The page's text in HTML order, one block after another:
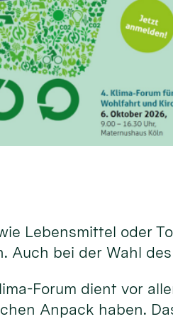
Lebensmittel oder
Auch bei der Wahl
Forum dient vor
Anpack haben.